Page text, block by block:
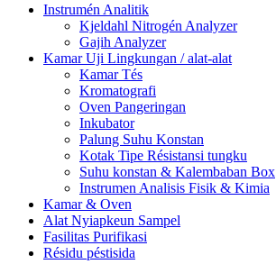
Instrumén Analitik
Kjeldahl Nitrogén Analyzer
Gajih Analyzer
Kamar Uji Lingkungan / alat-alat
Kamar Tés
Kromatografi
Oven Pangeringan
Inkubator
Palung Suhu Konstan
Kotak Tipe Résistansi tungku
Suhu konstan & Kalembaban Box
Instrumen Analisis Fisik & Kimia
Kamar & Oven
Alat Nyiapkeun Sampel
Fasilitas Purifikasi
Résidu péstisida